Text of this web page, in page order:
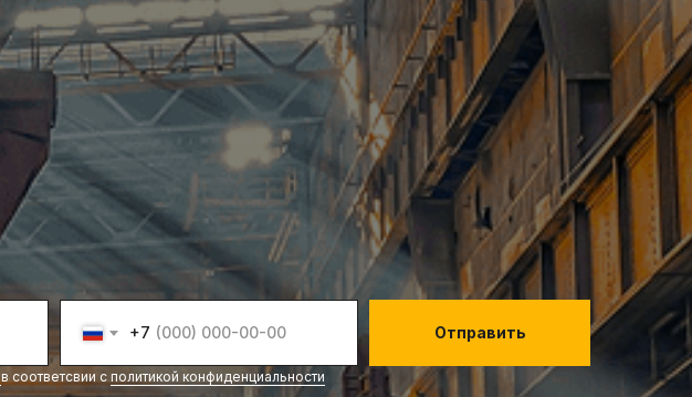
+7
в соответсвии с политикой конфиденциальности
Отправить